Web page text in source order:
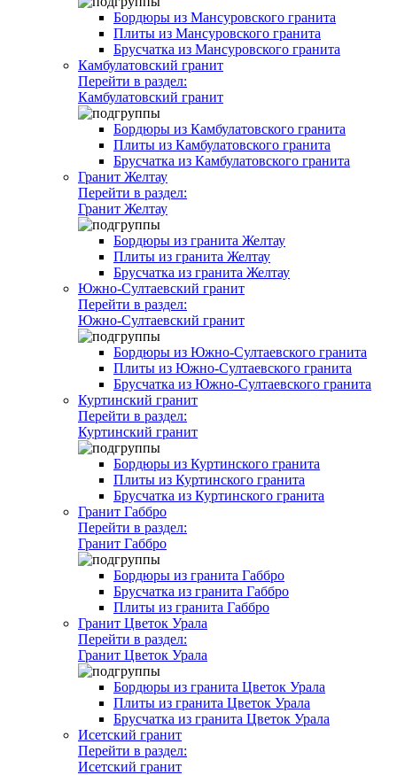
Бордюры из Мансуровского гранита
Плиты из Мансуровского гранита
Брусчатка из Мансуровского гранита
Камбулатовский гранит
Перейти в раздел:
Камбулатовский гранит
Бордюры из Камбулатовского гранита
Плиты из Камбулатовского гранита
Брусчатка из Камбулатовского гранита
Гранит Желтау
Перейти в раздел:
Гранит Желтау
Бордюры из гранита Желтау
Плиты из гранита Желтау
Брусчатка из гранита Желтау
Южно-Султаевский гранит
Перейти в раздел:
Южно-Султаевский гранит
Бордюры из Южно-Султаевского гранита
Плиты из Южно-Султаевского гранита
Брусчатка из Южно-Султаевского гранита
Куртинский гранит
Перейти в раздел:
Куртинский гранит
Бордюры из Куртинского гранита
Плиты из Куртинского гранита
Брусчатка из Куртинского гранита
Гранит Габбро
Перейти в раздел:
Гранит Габбро
Бордюры из гранита Габбро
Брусчатка из гранита Габбро
Плиты из гранита Габбро
Гранит Цветок Урала
Перейти в раздел:
Гранит Цветок Урала
Бордюры из гранита Цветок Урала
Плиты из гранита Цветок Урала
Брусчатка из гранита Цветок Урала
Исетский гранит
Перейти в раздел:
Исетский гранит